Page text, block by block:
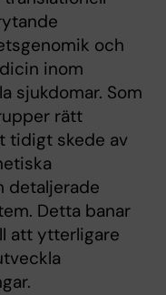
och
inom
sjukdomar. Som
rätt
tidigt skede av
detaljerade
Detta banar
att ytterligare